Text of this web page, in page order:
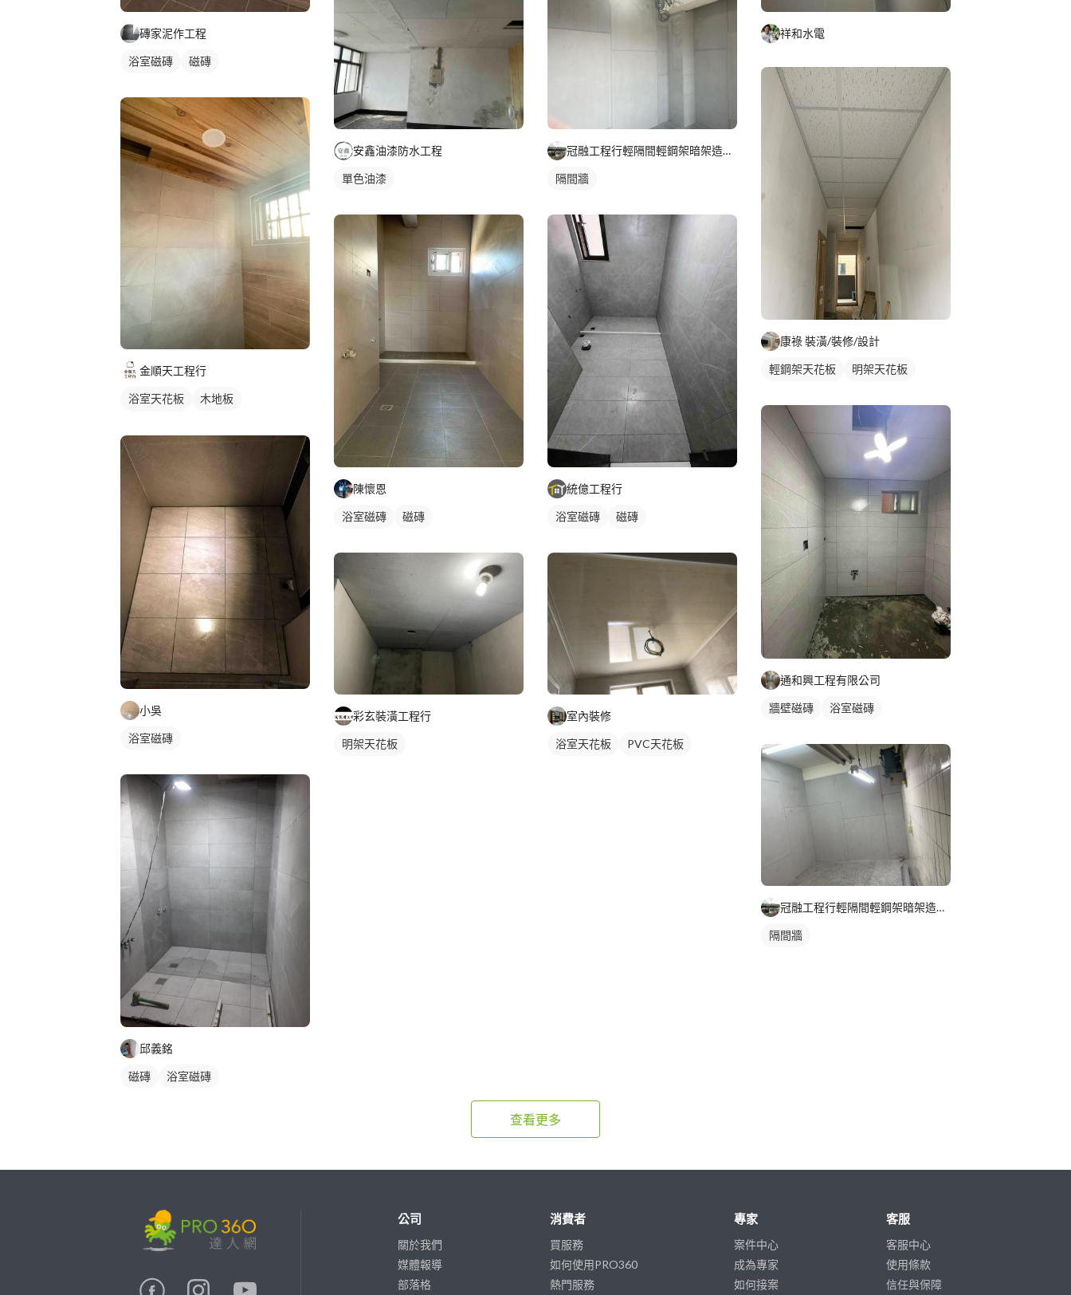
磚家泥作工程
浴室磁磚 磁磚
金順天工程行
浴室天花板
木地板
小吳
浴室磁磚
邱義銘
磁磚 浴室磁磚
安鑫油漆防水工程
單色油漆
陳懷恩
浴室磁磚 磁磚
彩玄裝潢工程行
明架天花板
冠融工程行輕隔間輕鋼架暗架造型天花
隔間牆
統億工程行
浴室磁磚 磁磚
室內裝修
浴室天花板 PVC天花板
祥和水電
康祿 裝潢/裝修/設計
輕鋼架天花板 明架天花板
通和興工程有限公司
牆壁磁磚 浴室磁磚
冠融工程行輕隔間輕鋼架暗架造型天花
隔間牆
查看更多
公司
關於我們
媒體報導
部落格
消費者
買服務
如何使用PRO360
熱門服務
專家
案件中心
成為專家
如何接案
客服
客服中心
使用條款
信任與保障